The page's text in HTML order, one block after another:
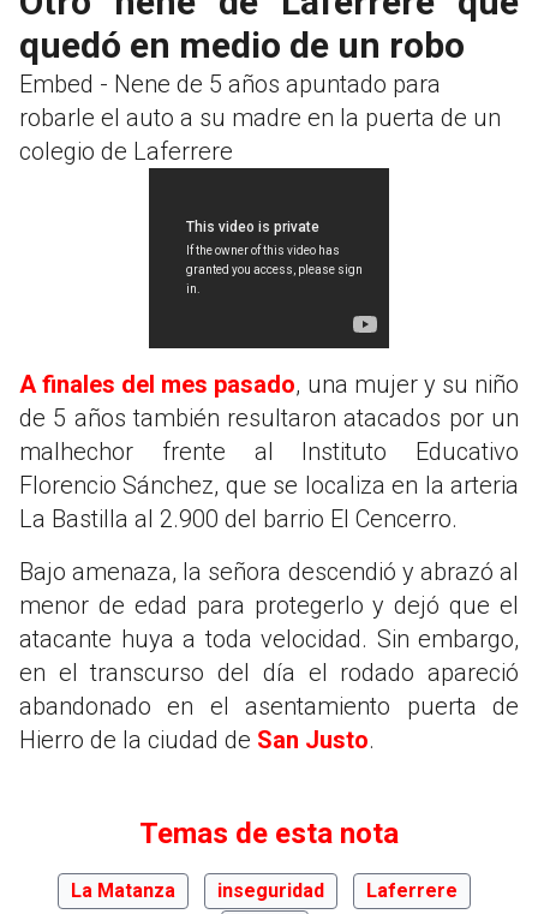
quedó en medio de un robo
Embed - Nene de 5 años apuntado para
robarle el auto a su madre en la puerta de un
colegio de Laferrere
A finales del mes pasado, una mujer y su niño
de 5 años también resultaron atacados por un
malhechor frente al Instituto Educativo
Florencio Sánchez, que se localiza en la arteria
La Bastilla al 2.900 del barrio El Cencerro.
Bajo amenaza, la señora descendió y abrazó al
menor de edad para protegerlo y dejó que el
atacante huya a toda velocidad. Sin embargo,
en el transcurso del día el rodado apareció
abandonado en el asentamiento puerta de
Hierro de la ciudad de San Justo.
Temas de esta nota
La Matanza inseguridad
Laferrere